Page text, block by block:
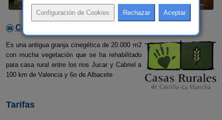
Contactar con el alojamiento
Es una antigua granja cinegética de 20.000 m2
con mucha vegetación que se ha rehabilitado
para casa rural entre los rios Jucar y Cabriel a
100 km de Valencia y 6o de Albacete
Tarifas